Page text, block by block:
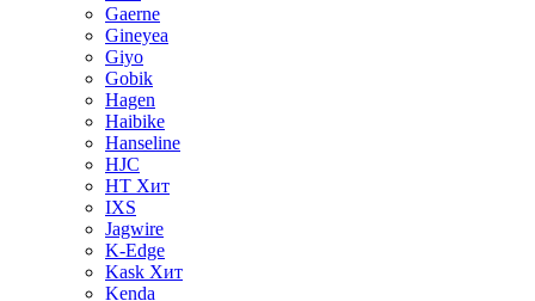
Gaerne
Gineyea
Giyo
Gobik
Hagen
Haibike
Hanseline
HJC
HT Хит
IXS
Jagwire
K-Edge
Kask Хит
Kenda